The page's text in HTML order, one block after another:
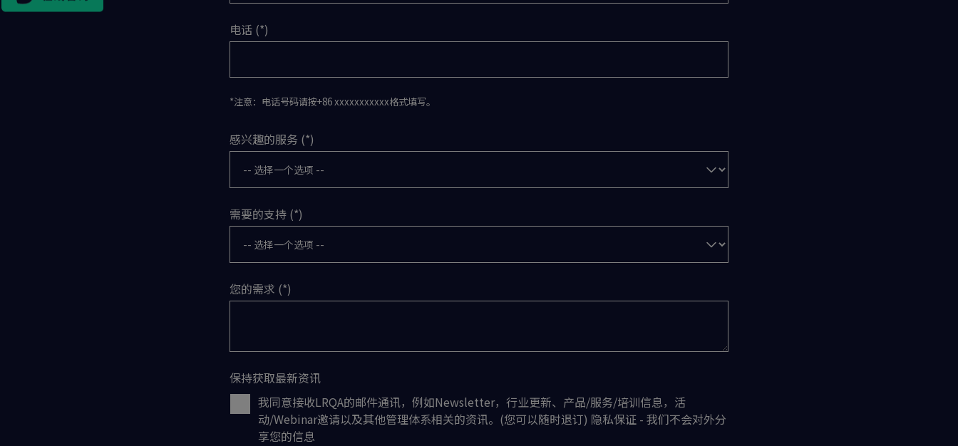
电话
*注意：电话号码请按+86 xxxxxxxxxxx格式填写。
感兴趣的服务
需要的支持
您的需求
保持获取最新资讯
我同意接收LRQA的邮件通讯，例如Newsletter，行业更新、产品/服务/培训信息，活
动/Webinar邀请以及其他管理体系相关的资讯。(您可以随时退订) 隐私保证 - 我们不会对外分
享您的信息